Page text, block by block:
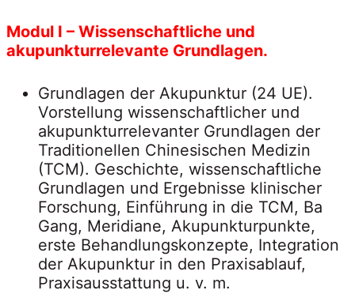
Modul I – Wissenschaftliche und
akupunkturrelevante Grundlagen.
Grundlagen der Akupunktur (24 UE).
Vorstellung wissenschaftlicher und
akupunkturrelevanter Grundlagen der
Traditionellen Chinesischen Medizin
(TCM). Geschichte, wissenschaftliche
Grundlagen und Ergebnisse klinischer
Forschung, Einführung in die TCM, Ba
Gang, Meridiane, Akupunkturpunkte,
erste Behandlungskonzepte, Integration
der Akupunktur in den Praxisablauf,
Praxisausstattung u. v. m.